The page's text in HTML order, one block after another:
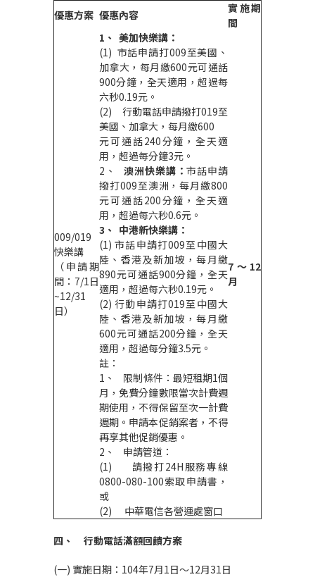
優惠方案 優惠內容
實施期
間
009/019
快樂講
（申請期
間：7/1日
~12/31
日）
1、 美加快樂講：
(1) 市話申請打009至美國、
加拿大，每月繳600元可通話
900分鐘，全天適用，超過每
六秒0.19元。
(2) 行動電話申請撥打019至
美國、加拿大，每月繳600
元可通話240分鐘，全天適
用，超過每分鐘3元。
7 ～12
月
2、澳洲快樂講：市話申請
撥打009至澳洲，每月繳800
元可通話200分鐘，全天適
用，超過每六秒0.6元。
3、 中港新快樂講：
(1) 市話申請打009至中國大
陸、香港及新加坡，每月繳
890元可通話900分鐘，全天
適用，超過每六秒0.19元。
(2) 行動申請打019至中國大
陸、香港及新加坡，每月繳
600元可通話200分鐘，全天
適用，超過每分鐘3.5元。
註：
1、 限制條件：最短租期1個
月，免費分鐘數限當次計費週
期使用，不得保留至次一計費
週期。申請本促銷案者，不得
再享其他促銷優惠。
2、 申請管道：
(1) 請撥打24H服務專線
0800-080-100索取申請書，
或
(2) 中華電信各營運處窗口
四、 行動電話滿額回饋方案
(一) 實施日期：104年7月1日～12月31日